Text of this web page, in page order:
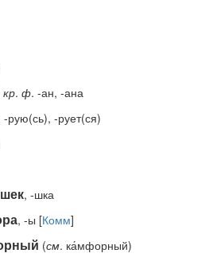
кр. ф. -ан, -ана
-рую(сь), -рует(ся)
, -шка
, -ы [Комм]
(см. ка́мфорный)